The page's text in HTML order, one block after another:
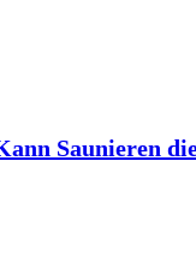
Saunieren